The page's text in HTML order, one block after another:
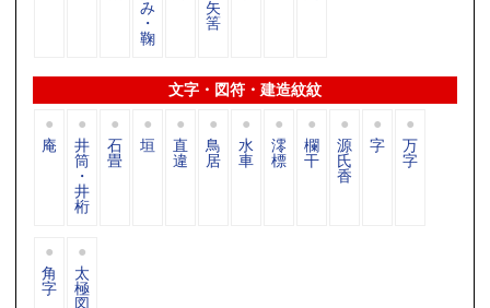
み
・
鞠
矢
筈
文字・図符・建造紋紋
庵 井
筒
・
井
桁
石
畳
垣 直
違
鳥
居
水
車
澪
標
欄
干
源
氏
香
字 万
字
角
字
太
極
図